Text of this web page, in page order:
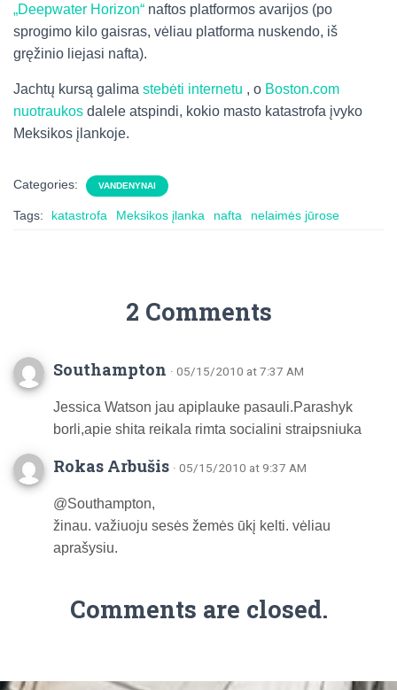
„Deepwater Horizon“ naftos platformos avarijos (po
sprogimo kilo gaisras, vėliau platforma nuskendo, iš
gręžinio liejasi nafta).
Jachtų kursą galima stebėti internetu , o Boston.com
nuotraukos dalele atspindi, kokio masto katastrofa įvyko
Meksikos įlankoje.
Categories: VANDENYNAI
Tags: katastrofa Meksikos įlanka nafta nelaimės jūrose
2 Comments
Southampton · 05/15/2010 at 7:37 AM
Jessica Watson jau apiplauke pasauli.Parashyk
borli,apie shita reikala rimta socialini straipsniuka
Rokas Arbušis · 05/15/2010 at 9:37 AM
@Southampton,
žinau. važiuoju sesės žemės ūkį kelti. vėliau
aprašysiu.
Comments are closed.